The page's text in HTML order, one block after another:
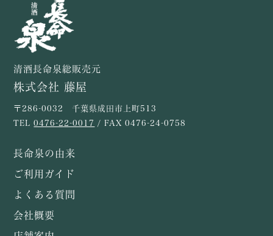
清酒長命泉総販売元
株式会社 藤屋
〒286-0032 千葉県成田市上町513
TEL0476-22-0017 / FAX 0476-24-0758
長命泉の由来
ご利用ガイド
よくある質問
会社概要